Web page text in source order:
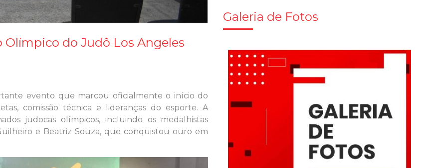
Olímpico do Judô Los Angeles
evento que marcou oficialmente o início do
comissão técnica e lideranças do esporte. A
judocas olímpicos, incluindo os medalhistas
e Beatriz Souza, que conquistou ouro em
Galeria de Fotos